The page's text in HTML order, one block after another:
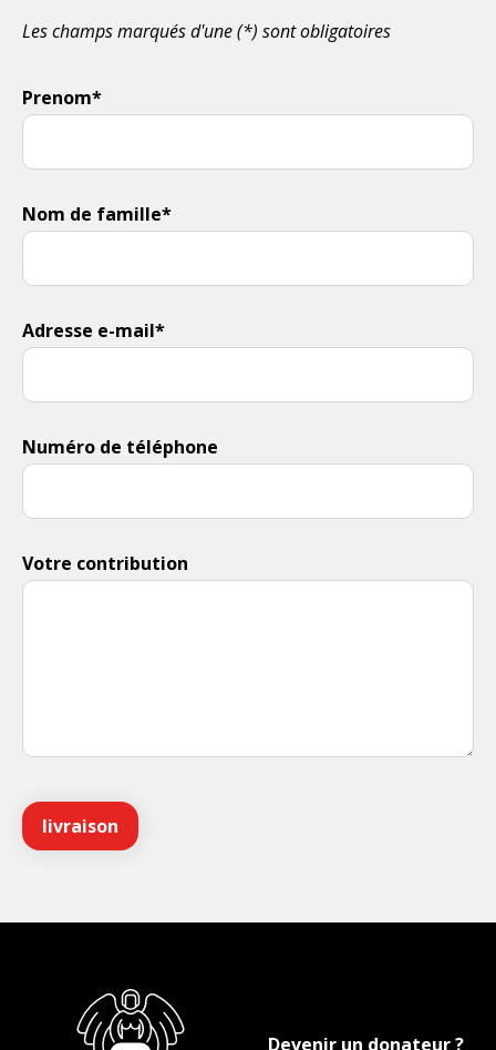
Les champs marqués d'une (*) sont obligatoires
Prenom*
Nom de famille*
Adresse e-mail*
Numéro de téléphone
Votre contribution
Devenir un donateur ?